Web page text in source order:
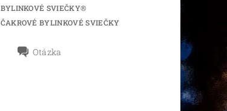
BYLINKOVÉ SVIEČKY®
ČAKROVÉ BYLINKOVÉ SVIEČKY
Otázka